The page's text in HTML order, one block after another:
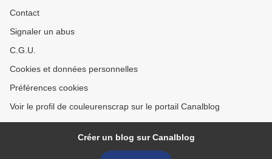
Contact
Signaler un abus
C.G.U.
Cookies et données personnelles
Préférences cookies
Voir le profil de couleurenscrap sur le portail Canalblog
Créer un blog sur Canalblog